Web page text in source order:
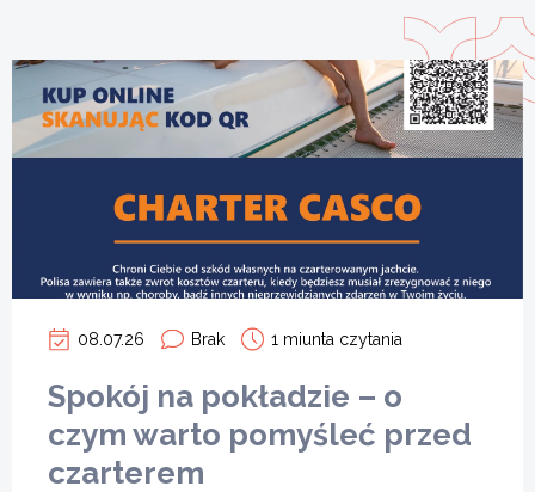
08.07.26 Brak 1 miunta czytania
Spokój na pokładzie – o
czym warto pomyśleć przed
czarterem